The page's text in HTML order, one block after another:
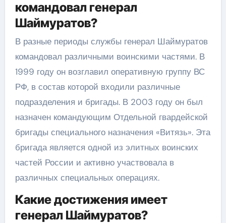
командовал генерал
Шаймуратов?
В разные периоды службы генерал Шаймуратов
командовал различными воинскими частями. В
1999 году он возглавил оперативную группу ВС
РФ, в состав которой входили различные
подразделения и бригады. В 2003 году он был
назначен командующим Отдельной гвардейской
бригады специального назначения «Витязь». Эта
бригада является одной из элитных воинских
частей России и активно участвовала в
различных специальных операциях.
Какие достижения имеет
генерал Шаймуратов?